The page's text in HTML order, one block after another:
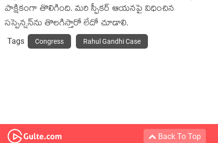
పాక్షికంగా తొలిగింది. మ‌రి స్పీక‌ర్ ఆయ‌న‌పై విధించిన
స‌స్పెన్ష‌న్‌ను తొల‌గిస్తారో లేదో చూడాలి.
Tags Congress Rahul Gandhi Case
Back To Top